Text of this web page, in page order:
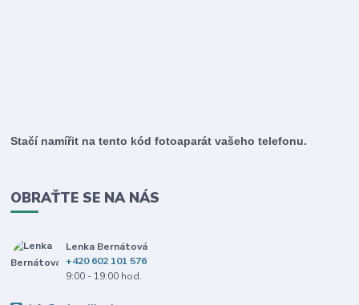
Stačí namířit na tento kód fotoaparát vašeho telefonu.
OBRAŤTE SE NA NÁS
Lenka Bernátová
+420 602 101 576
9:00 - 19:00 hod.